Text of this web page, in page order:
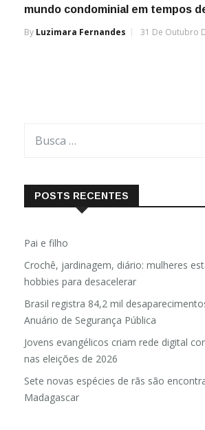
mundo condominial em tempos
By Luzimara Fernandes 31 De Outubro
POSTS RECENTES
Pai e filho
Crochê, jardinagem, diário: mulheres
hobbies para desacelerar
Brasil registra 84,2 mil
Anuário de Segurança Pública
Jovens evangélicos criam rede digital
nas eleições de 2026
Sete novas espécies de rãs são
Madagascar